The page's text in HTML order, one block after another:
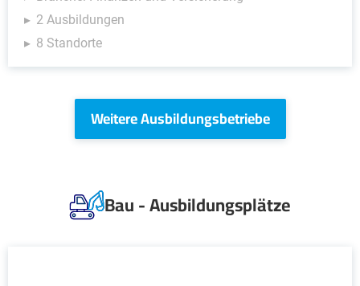
2 Ausbildungen
8 Standorte
Weitere Ausbildungsbetriebe
Bau - Ausbildungsplätze